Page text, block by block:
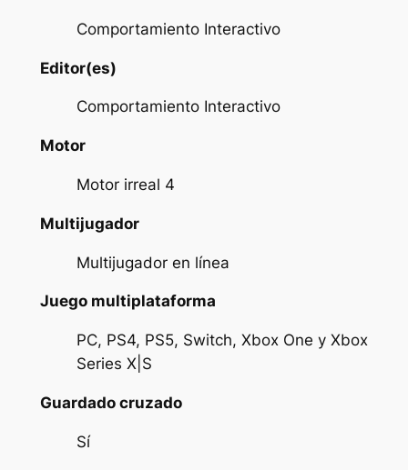
Comportamiento Interactivo
Editor(es)
Comportamiento Interactivo
Motor
Motor irreal 4
Multijugador
Multijugador en línea
Juego multiplataforma
PC, PS4, PS5, Switch, Xbox One y Xbox
Series X|S
Guardado cruzado
Sí